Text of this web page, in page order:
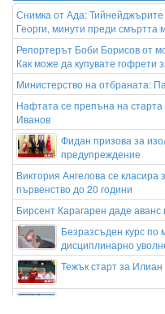
Снимка от Ада:
Георги, минути преди смъртта
Репортерът Боби Борисов от
Как може да купувате гофрети
Министерство на отбраната:
Нафтата се препъна на старта
Иванов
Фидан призова за
предупреждение
Виктория Ангелова се
първенство до 20 години
Бирсент Карагарен даде аванс
Безразсъден курс
дисциплинарно
Тежък старт за